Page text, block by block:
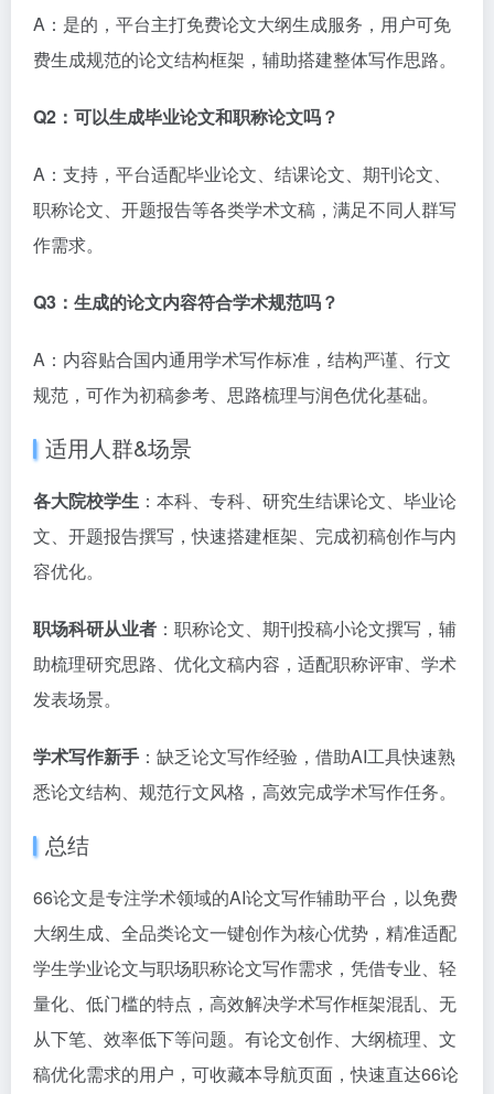
A：是的，平台主打免费论文大纲生成服务，用户可免
费生成规范的论文结构框架，辅助搭建整体写作思路。
Q2：可以生成毕业论文和职称论文吗？
A：支持，平台适配毕业论文、结课论文、期刊论文、
职称论文、开题报告等各类学术文稿，满足不同人群写
作需求。
Q3：生成的论文内容符合学术规范吗？
A：内容贴合国内通用学术写作标准，结构严谨、行文
规范，可作为初稿参考、思路梳理与润色优化基础。
适用人群&场景
各大院校学生 ：本科、专科、研究生结课论文、毕业论
文、开题报告撰写，快速搭建框架、完成初稿创作与内
容优化。
职场科研从业者 ：职称论文、期刊投稿小论文撰写，辅
助梳理研究思路、优化文稿内容，适配职称评审、学术
发表场景。
学术写作新手 ：缺乏论文写作经验，借助AI工具快速熟
悉论文结构、规范行文风格，高效完成学术写作任务。
总结
66论文是专注学术领域的AI论文写作辅助平台，以免费
大纲生成、全品类论文一键创作为核心优势，精准适配
学生学业论文与职场职称论文写作需求，凭借专业、轻
量化、低门槛的特点，高效解决学术写作框架混乱、无
从下笔、效率低下等问题。有论文创作、大纲梳理、文
稿优化需求的用户，可收藏本导航页面，快速直达66论